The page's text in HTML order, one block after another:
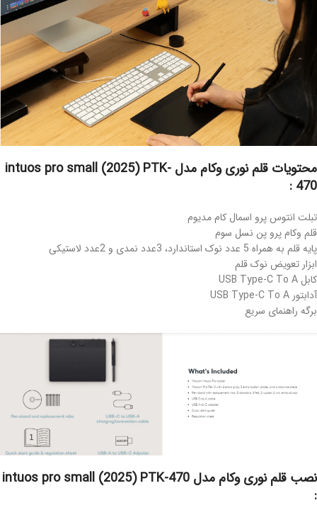
محتویات قلم نوری وکام مدل intuos pro small (2025) PTK-
470 :
تبلت انتوس پرو اسمال کام مدیوم
قلم وکام پرو پن نسل سوم
پایه قلم به همراه 5 عدد نوک استاندارد، 3عدد نمدی و 2عدد لاستیکی
ابزار تعویض نوک قلم
کابل USB Type-C To A
آدابتور USB Type-C To A
برگه راهنمای سریع
نصب قلم نوری وکام مدل intuos pro small (2025) PTK-470
: